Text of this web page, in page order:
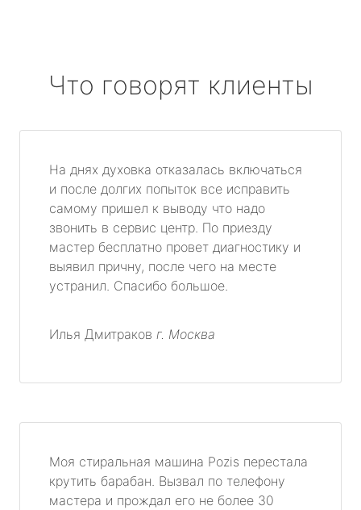
Что говорят клиенты
На днях духовка отказалась включаться
и после долгих попыток все исправить
самому пришел к выводу что надо
звонить в сервис центр. По приезду
мастер бесплатно провет диагностику и
выявил причну, после чего на месте
устранил. Спасибо большое.
Илья Дмитраков г. Москва
Моя стиральная машина Pozis перестала
крутить барабан. Вызвал по телефону
мастера и прождал его не более 30